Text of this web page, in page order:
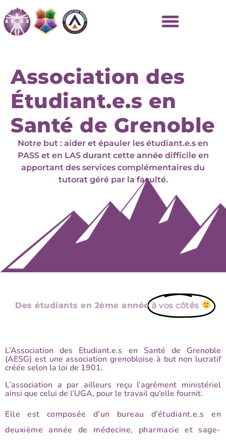
Association des
Étudiant.e.s en
Santé de Grenoble
Notre but : aider et épauler les étudiant.e.s en
PASS et en LAS durant cette année difficile en
apportant des services complémentaires du
tutorat géré par la faculté.
Des étudiants en 2ème année à vos côtés
L’Association des Etudiant.e.s en Santé de Grenoble
(AESG) est une association grenobloise à but non lucratif
créée selon la loi de 1901.
L’association a par ailleurs reçu l’agrément ministériel
ainsi que celui de l’UGA, pour le travail qu’elle fournit.
Elle est composée d’un bureau d’étudiant.e.s en
deuxième année de médecine, pharmacie et sage-